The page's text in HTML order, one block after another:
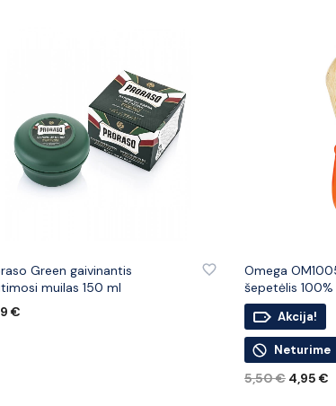
Green gaivinantis
muilas 150 ml
€
Omega
šepetėlis
Akcija!
Neturime
5,50€ Original
4,95 €